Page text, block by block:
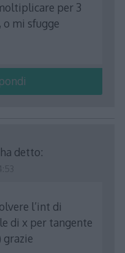
per 3
o mi sfugge
ha detto:
l’int di
di x per tangente
grazie